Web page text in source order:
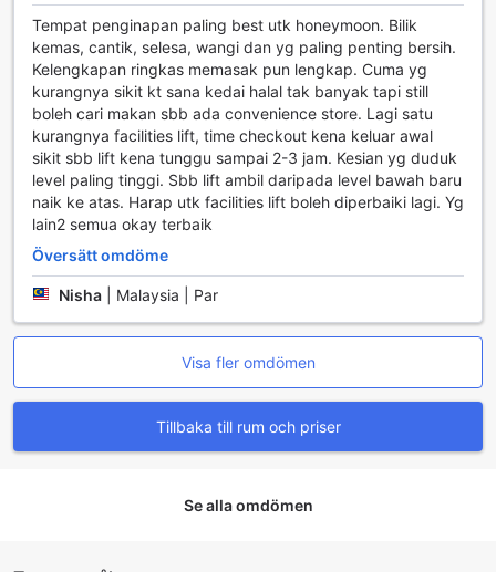
Tempat penginapan paling best utk honeymoon. Bilik
kemas, cantik, selesa, wangi dan yg paling penting bersih.
Kelengkapan ringkas memasak pun lengkap. Cuma yg
kurangnya sikit kt sana kedai halal tak banyak tapi still
boleh cari makan sbb ada convenience store. Lagi satu
kurangnya facilities lift, time checkout kena keluar awal
sikit sbb lift kena tunggu sampai 2-3 jam. Kesian yg duduk
level paling tinggi. Sbb lift ambil daripada level bawah baru
naik ke atas. Harap utk facilities lift boleh diperbaiki lagi. Yg
lain2 semua okay terbaik
Översätt omdöme
Nisha Malaysia | Par
Visa fler omdömen
Tillbaka till rum och priser
Se alla omdömen